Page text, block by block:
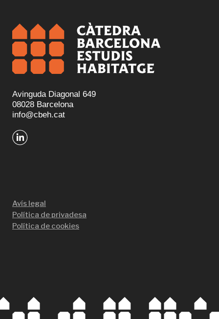
Avinguda Diagonal 649
08028 Barcelona
info@cbeh.cat
Avís legal
Política de privadesa
Política de cookies